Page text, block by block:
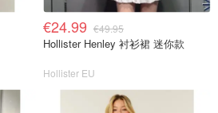
€24.99 €49.95
Hollister Henley 衬衫裙 迷你款
Hollister EU